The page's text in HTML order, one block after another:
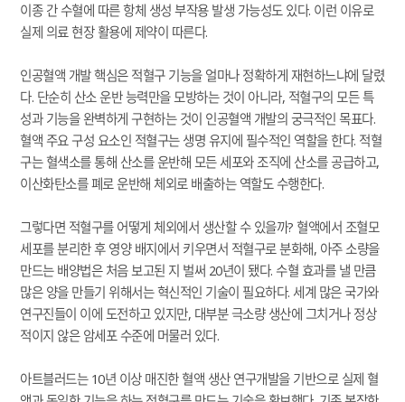
이종 간 수혈에 따른 항체 생성 부작용 발생 가능성도 있다. 이런 이유로
실제 의료 현장 활용에 제약이 따른다.
인공혈액 개발 핵심은 적혈구 기능을 얼마나 정확하게 재현하느냐에 달렸
다. 단순히 산소 운반 능력만을 모방하는 것이 아니라, 적혈구의 모든 특
성과 기능을 완벽하게 구현하는 것이 인공혈액 개발의 궁극적인 목표다.
혈액 주요 구성 요소인 적혈구는 생명 유지에 필수적인 역할을 한다. 적혈
구는 혈색소를 통해 산소를 운반해 모든 세포와 조직에 산소를 공급하고,
이산화탄소를 폐로 운반해 체외로 배출하는 역할도 수행한다.
그렇다면 적혈구를 어떻게 체외에서 생산할 수 있을까? 혈액에서 조혈모
세포를 분리한 후 영양 배지에서 키우면서 적혈구로 분화해, 아주 소량을
만드는 배양법은 처음 보고된 지 벌써 20년이 됐다. 수혈 효과를 낼 만큼
많은 양을 만들기 위해서는 혁신적인 기술이 필요하다. 세계 많은 국가와
연구진들이 이에 도전하고 있지만, 대부분 극소량 생산에 그치거나 정상
적이지 않은 암세포 수준에 머물러 있다.
아트블러드는 10년 이상 매진한 혈액 생산 연구개발을 기반으로 실제 혈